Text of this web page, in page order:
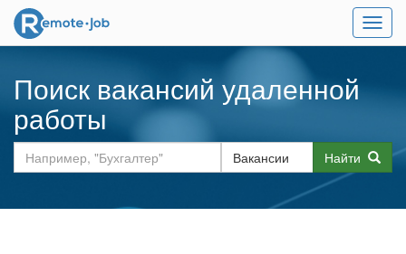
Меню
Поиск вакансий удаленной
работы
Найти